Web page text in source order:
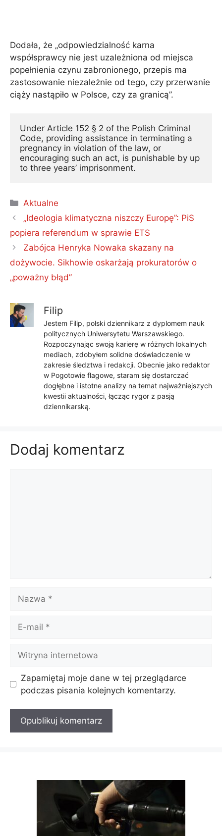
Dodała, że ​​„odpowiedzialność karna
współsprawcy nie jest uzależniona od miejsca
popełnienia czynu zabronionego, przepis ma
zastosowanie niezależnie od tego, czy przerwanie
ciąży nastąpiło w Polsce, czy za granicą”.
Under Article 152 § 2 of the Polish Criminal
Code, providing assistance in terminating a
pregnancy in violation of the law, or
encouraging such an act, is punishable by up
to three years’ imprisonment.
Kategorie
Aktualne
„Ideologia klimatyczna niszczy Europę”: PiS
popiera referendum w sprawie ETS
Zabójca Henryka Nowaka skazany na
dożywocie. Sikhowie oskarżają prokuratorów o
„poważny błąd”
Filip
Jestem Filip, polski dziennikarz z dyplomem nauk
politycznych Uniwersytetu Warszawskiego.
Rozpoczynając swoją karierę w różnych lokalnych
mediach, zdobyłem solidne doświadczenie w
zakresie śledztwa i redakcji. Obecnie jako redaktor
w Pogotowie flagowe, staram się dostarczać
dogłębne i istotne analizy na temat najważniejszych
kwestii aktualności, łącząc rygor z pasją
dziennikarską.
Dodaj komentarz
mail
internetowa
Zapamiętaj moje dane w tej przeglądarce
podczas pisania kolejnych komentarzy.